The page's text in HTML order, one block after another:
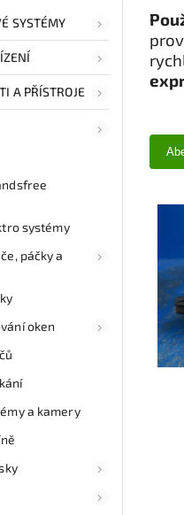
SYSTÉMY
A PŘÍSTROJE
systémy
páčky a
oken
a kamery